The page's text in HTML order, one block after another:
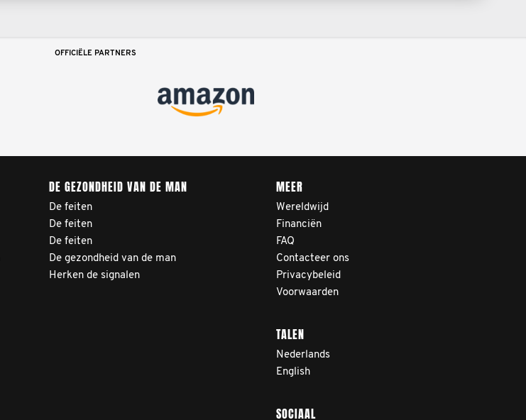
OFFICIËLE PARTNERS
DE GEZONDHEID VAN DE MAN
De feiten
De feiten
De feiten
De gezondheid van de man
Herken de signalen
MEER
Wereldwijd
Financiën
FAQ
Contacteer ons
Privacybeleid
Voorwaarden
TALEN
Nederlands
English
SOCIAAL